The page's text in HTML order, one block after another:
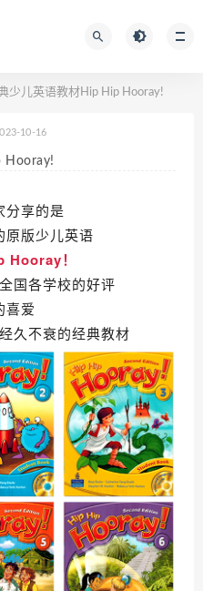
少儿英语教材Hip Hip Hooray!
10-16
Hooray!
分享的是
原版少儿英语
Hooray！
国各学校的好评
喜爱
久不衰的经典教材